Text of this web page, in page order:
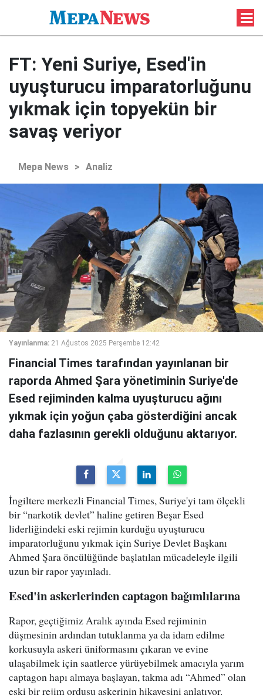
FT: Yeni Suriye, Esed'in
uyuşturucu imparatorluğunu
yıkmak için topyekün bir
savaş veriyor
Mepa News > Analiz
Yayınlanma: 21 Ağustos 2025 Perşembe 12:42
Financial Times tarafından yayınlanan bir
raporda Ahmed Şara yönetiminin Suriye'de
Esed rejiminden kalma uyuşturucu ağını
yıkmak için yoğun çaba gösterdiğini ancak
daha fazlasının gerekli olduğunu aktarıyor.
İngiltere merkezli Financial Times, Suriye'yi tam ölçekli
bir “narkotik devlet” haline getiren Beşar Esed
liderliğindeki eski rejimin kurduğu uyuşturucu
imparatorluğunu yıkmak için Suriye Devlet Başkanı
Ahmed Şara öncülüğünde başlatılan mücadeleyle ilgili
uzun bir rapor yayınladı.
Esed'in askerlerinden captagon bağımlılarına
Rapor, geçtiğimiz Aralık ayında Esed rejiminin
düşmesinin ardından tutuklanma ya da idam edilme
korkusuyla askeri üniformasını çıkaran ve evine
ulaşabilmek için saatlerce yürüyebilmek amacıyla yarım
captagon hapı almaya başlayan, takma adı “Ahmed” olan
eski bir rejim ordusu askerinin hikayesini anlatıyor.